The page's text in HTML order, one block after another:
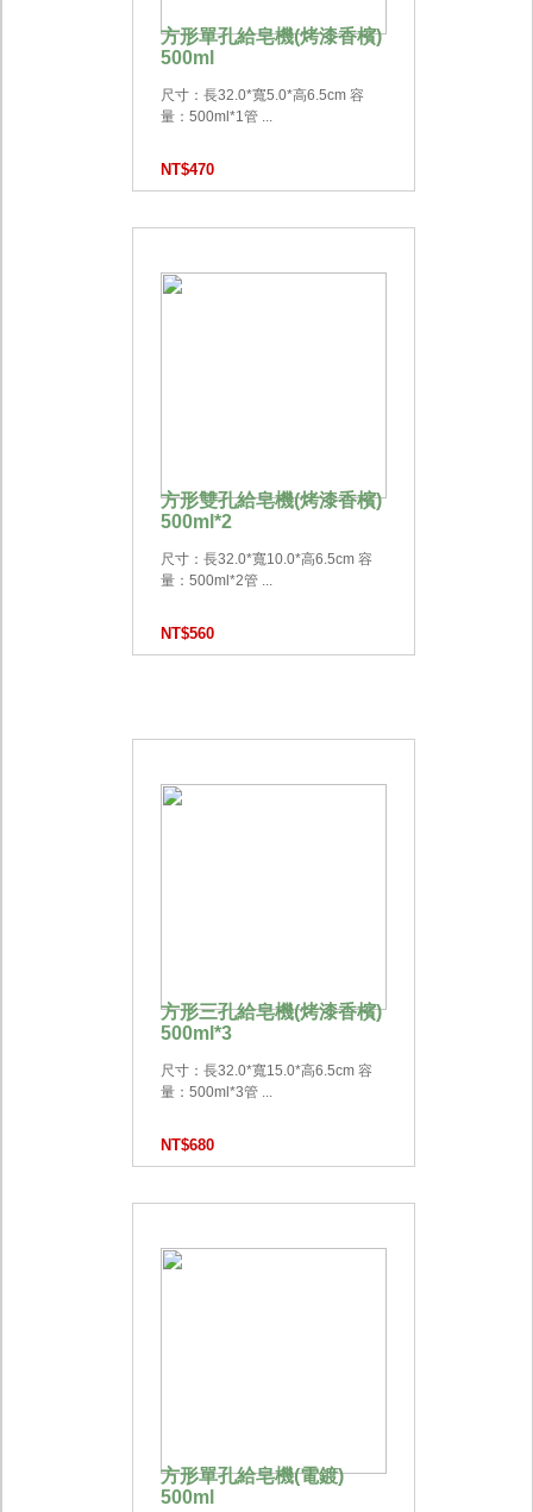
方形單孔給皂機(烤漆香檳)
500ml
尺寸：長32.0*寬5.0*高6.5cm 容
量：500ml*1管 ...
NT$470
方形雙孔給皂機(烤漆香檳)
500ml*2
尺寸：長32.0*寬10.0*高6.5cm 容
量：500ml*2管 ...
NT$560
方形三孔給皂機(烤漆香檳)
500ml*3
尺寸：長32.0*寬15.0*高6.5cm 容
量：500ml*3管 ...
NT$680
方形單孔給皂機(電鍍)
500ml